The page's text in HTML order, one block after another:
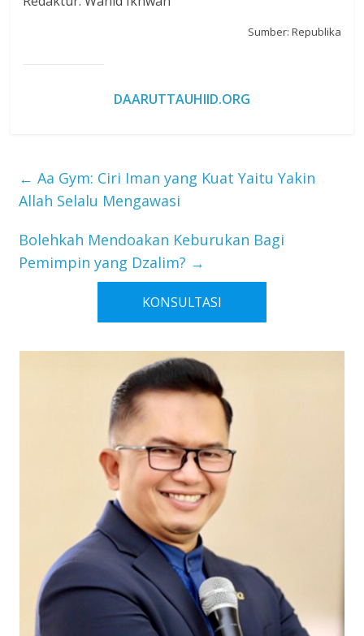
Sumber: Republika
DAARUTTAUHIID.ORG
← Aa Gym: Ciri Iman yang Kuat Yaitu Yakin
Allah Selalu Mengawasi
Bolehkah Mendoakan Keburukan Bagi
Pemimpin yang Dzalim? →
KONSULTASI